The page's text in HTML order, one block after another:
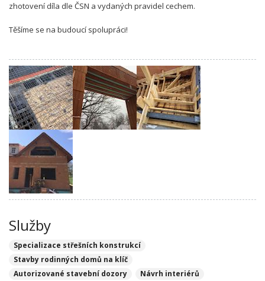
zhotovení díla dle ČSN a vydaných pravidel cechem.
Těšíme se na budoucí spolupráci!
Služby
Specializace střešních konstrukcí
Stavby rodinných domů na klíč
Autorizované stavební dozory
Návrh interiérů